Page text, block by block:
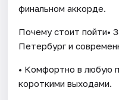
финальном аккорде.
Почему стоит пойти•
Петербург и
• Комфортно в любую
короткими выходами.